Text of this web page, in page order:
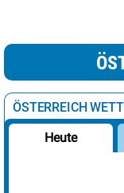
ÖSTERREICH
Heute